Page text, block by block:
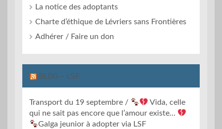
La notice des adoptants
Charte d’éthique de Lévriers sans Frontières
Adhérer / Faire un don
BLOG – LSF
Transport du 19 septembre /
Vida, celle
qui ne sait pas encore que l’amour existe…
Galga jeunior à adopter via LSF